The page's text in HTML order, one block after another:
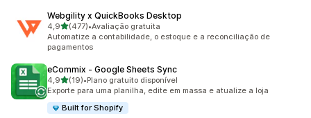
Webgility x QuickBooks Desktop
4,9de 5 estrelas
(477)
477 avaliações ao todo
•Avaliação gratuita
Automatize a contabilidade, o estoque e a reconciliação de
pagamentos
eCommix ‑ Google Sheets Sync
4,9de 5 estrelas
(19)
19 avaliações ao todo
•Plano gratuito disponível
Exporte para uma planilha, edite em massa e atualize a loja
Built for Shopify